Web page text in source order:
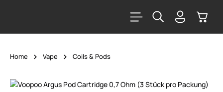
Home Vape Coils & Pods
Bildergalerie überspringen